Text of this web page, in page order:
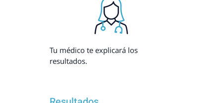
Tu médico te explicará los
resultados.